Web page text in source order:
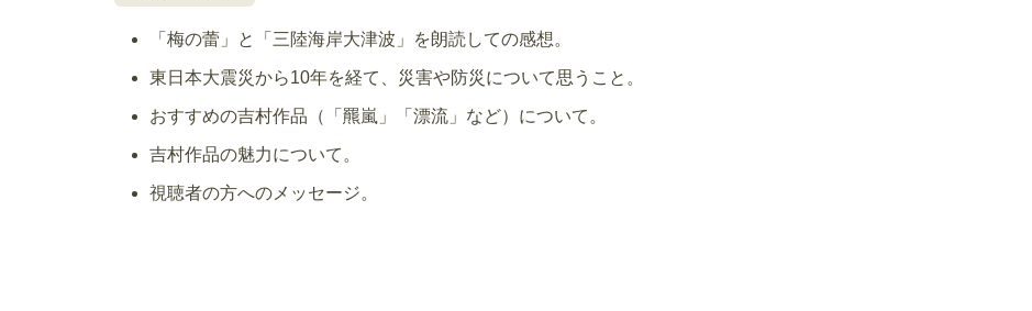
「梅の蕾」と「三陸海岸大津波」を朗読しての感想。
東日本大震災から10年を経て、災害や防災について思うこと。
おすすめの吉村作品（「羆嵐」「漂流」など）について。
吉村作品の魅力について。
視聴者の方へのメッセージ。